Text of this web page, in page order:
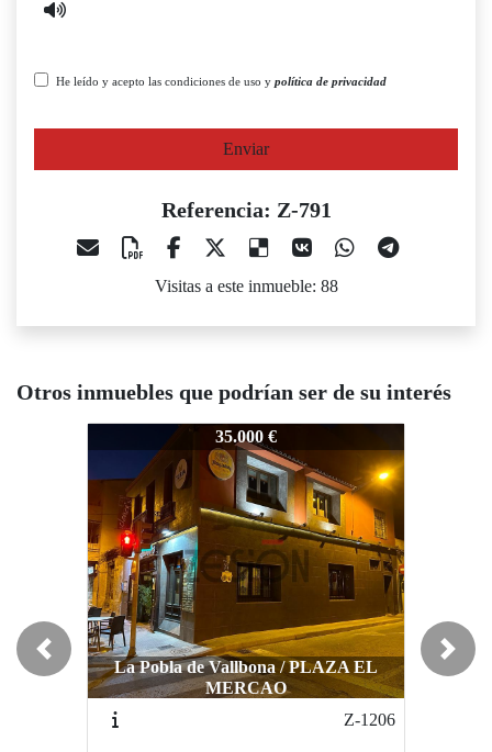
He leído y acepto las condiciones de uso y política de privacidad
Enviar
Referencia: Z-791
Visitas a este inmueble: 88
Otros inmuebles que podrían ser de su interés
35.000 €
La Pobla de Vallbona / PLAZA EL
MERCAO
Z-1206
Z-791
Burjassot / CENTRO
Previous Next